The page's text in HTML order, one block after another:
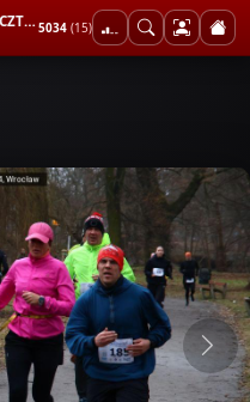
Wrocławska Dycha CZTERY PORY ROKU 2026 - edycja zimowa 5034 (15)